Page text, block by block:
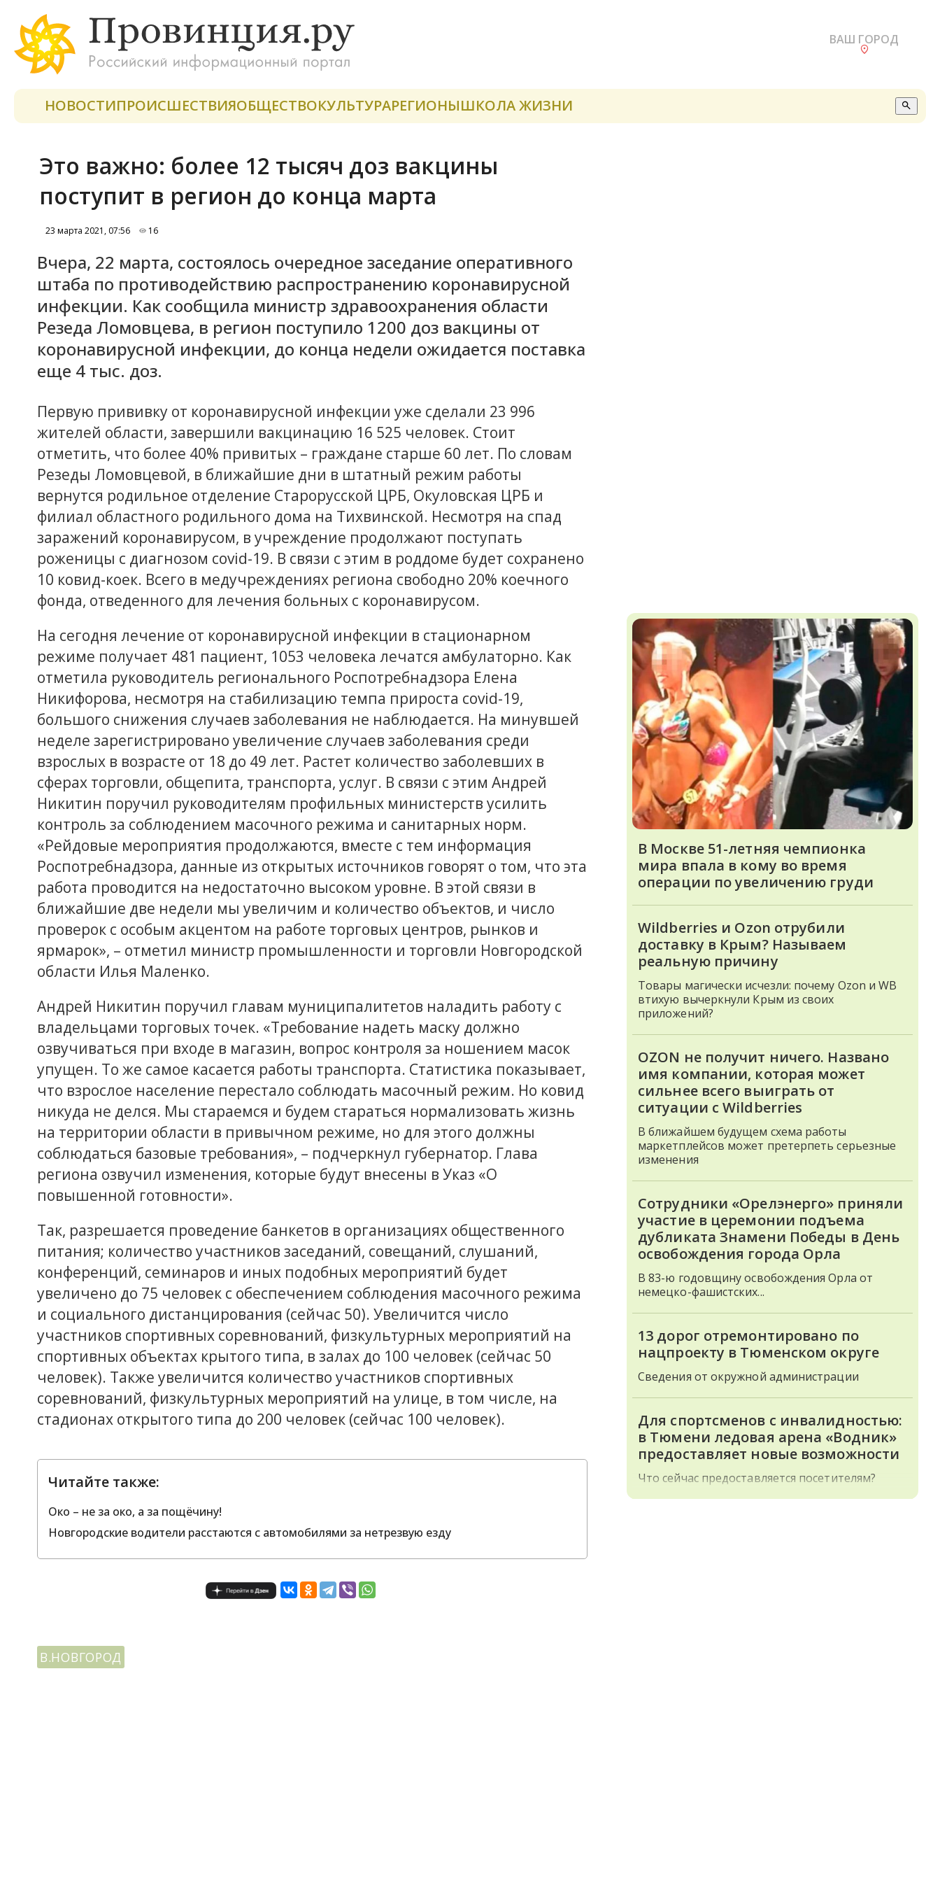
ВАШ ГОРОД
НОВОСТИПРОИСШЕСТВИЯОБЩЕСТВОКУЛЬТУРАРЕГИОНЫШКОЛА ЖИЗНИ
Это важно: более 12 тысяч доз вакцины
поступит в регион до конца марта
23 марта 2021, 07:56 16
Вчера, 22 марта, состоялось очередное заседание оперативного
штаба по противодействию распространению коронавирусной
инфекции. Как сообщила министр здравоохранения области
Резеда Ломовцева, в регион поступило 1200 доз вакцины от
коронавирусной инфекции, до конца недели ожидается поставка
еще 4 тыс. доз.
Первую прививку от коронавирусной инфекции уже сделали 23 996
жителей области, завершили вакцинацию 16 525 человек. Стоит
отметить, что более 40% привитых – граждане старше 60 лет. По словам
Резеды Ломовцевой, в ближайшие дни в штатный режим работы
вернутся родильное отделение Старорусской ЦРБ, Окуловская ЦРБ и
филиал областного родильного дома на Тихвинской. Несмотря на спад
заражений коронавирусом, в учреждение продолжают поступать
роженицы с диагнозом covid-19. В связи с этим в роддоме будет сохранено
10 ковид-коек. Всего в медучреждениях региона свободно 20% коечного
фонда, отведенного для лечения больных с коронавирусом.
На сегодня лечение от коронавирусной инфекции в стационарном
режиме получает 481 пациент, 1053 человека лечатся амбулаторно. Как
отметила руководитель регионального Роспотребнадзора Елена
Никифорова, несмотря на стабилизацию темпа прироста covid-19,
большого снижения случаев заболевания не наблюдается. На минувшей
неделе зарегистрировано увеличение случаев заболевания среди
взрослых в возрасте от 18 до 49 лет. Растет количество заболевших в
сферах торговли, общепита, транспорта, услуг. В связи с этим Андрей
Никитин поручил руководителям профильных министерств усилить
контроль за соблюдением масочного режима и санитарных норм.
«Рейдовые мероприятия продолжаются, вместе с тем информация
Роспотребнадзора, данные из открытых источников говорят о том, что эта
работа проводится на недостаточно высоком уровне. В этой связи в
ближайшие две недели мы увеличим и количество объектов, и число
проверок с особым акцентом на работе торговых центров, рынков и
ярмарок», – отметил министр промышленности и торговли Новгородской
области Илья Маленко.
Андрей Никитин поручил главам муниципалитетов наладить работу с
владельцами торговых точек. «Требование надеть маску должно
озвучиваться при входе в магазин, вопрос контроля за ношением масок
упущен. То же самое касается работы транспорта. Статистика показывает,
что взрослое население перестало соблюдать масочный режим. Но ковид
никуда не делся. Мы стараемся и будем стараться нормализовать жизнь
на территории области в привычном режиме, но для этого должны
соблюдаться базовые требования», – подчеркнул губернатор. Глава
региона озвучил изменения, которые будут внесены в Указ «О
повышенной готовности».
Так, разрешается проведение банкетов в организациях общественного
питания; количество участников заседаний, совещаний, слушаний,
конференций, семинаров и иных подобных мероприятий будет
увеличено до 75 человек с обеспечением соблюдения масочного режима
и социального дистанцирования (сейчас 50). Увеличится число
участников спортивных соревнований, физкультурных мероприятий на
спортивных объектах крытого типа, в залах до 100 человек (сейчас 50
человек). Также увеличится количество участников спортивных
соревнований, физкультурных мероприятий на улице, в том числе, на
стадионах открытого типа до 200 человек (сейчас 100 человек).
Читайте также:
Око – не за око, а за пощёчину!
Новгородские водители расстаются с автомобилями за нетрезвую езду
В.НОВГОРОД
В Москве 51-летняя чемпионка
мира впала в кому во время
операции по увеличению груди
Wildberries и Ozon отрубили
доставку в Крым? Называем
реальную причину
Товары магически исчезли: почему Ozon и WB
втихую вычеркнули Крым из своих
приложений?
OZON не получит ничего. Названо
имя компании, которая может
сильнее всего выиграть от
ситуации с Wildberries
В ближайшем будущем схема работы
маркетплейсов может претерпеть серьезные
изменения
Сотрудники «Орелэнерго» приняли
участие в церемонии подъема
дубликата Знамени Победы в День
освобождения города Орла
В 83-ю годовщину освобождения Орла от
немецко-фашистских...
13 дорог отремонтировано по
нацпроекту в Тюменском округе
Сведения от окружной администрации
Для спортсменов с инвалидностью:
в Тюмени ледовая арена «Водник»
предоставляет новые возможности
Что сейчас предоставляется посетителям?